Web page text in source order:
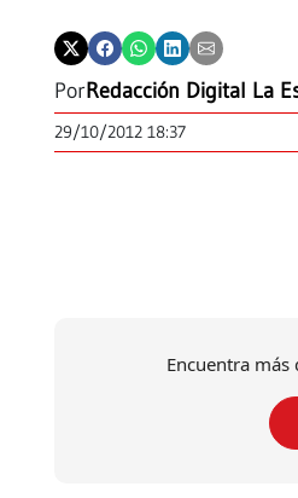
PorRedacción Digital La
29/10/2012 18:37
Encuentra